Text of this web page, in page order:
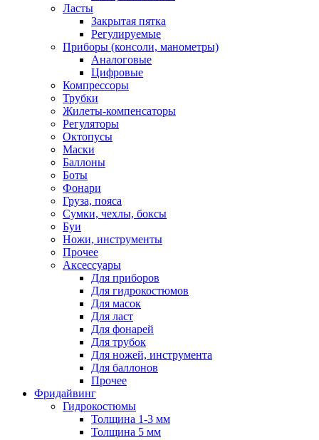
Ласты
Закрытая пятка
Регулируемые
Приборы (консоли, манометры)
Аналоговые
Цифровые
Компрессоры
Трубки
Жилеты-компенсаторы
Регуляторы
Октопусы
Маски
Баллоны
Боты
Фонари
Груза, пояса
Сумки, чехлы, боксы
Буи
Ножи, инструменты
Прочее
Аксессуары
Для приборов
Для гидрокостюмов
Для масок
Для ласт
Для фонарей
Для трубок
Для ножей, инструмента
Для баллонов
Прочее
Фридайвинг
Гидрокостюмы
Толщина 1-3 мм
Толщина 5 мм